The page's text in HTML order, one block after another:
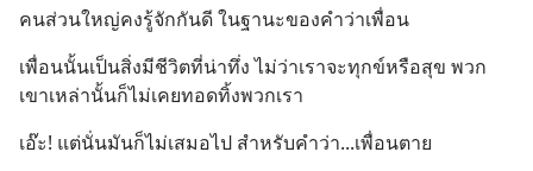
คนส่วนใหญ่คงรู้จักกันดี ในฐานะของคำว่าเพื่อน
เพื่อนนั้นเป็นสิ่งมีชีวิตที่น่าทึ่ง ไม่ว่าเราจะทุกข์หรือสุข พวก
เขาเหล่านั้นก็ไม่เคยทอดทิ้งพวกเรา
เอ๊ะ! แต่นั่นมันก็ไม่เสมอไป สำหรับคำว่า...เพื่อนตาย